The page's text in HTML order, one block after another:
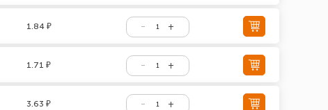
1.84 ₽
1.71 ₽
3.63 ₽